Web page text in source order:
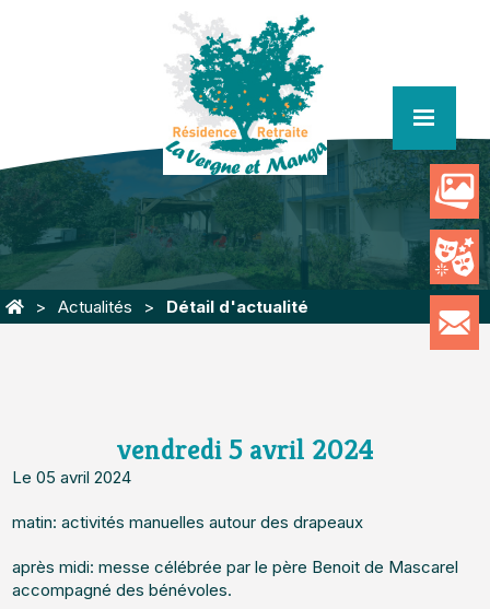
menu
Actualités Détail d'actualité
vendredi 5 avril 2024
Le 05 avril 2024
matin: activités manuelles autour des drapeaux
après midi: messe célébrée par le père Benoit de Mascarel
accompagné des bénévoles.